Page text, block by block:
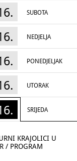
SUBOTA
NEDJELJA
PONEDJELJAK
UTORAK
SRIJEDA
KRAJOLICI U
/ PROGRAM